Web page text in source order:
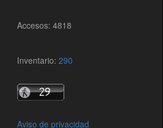
Accesos: 4818
Inventario:290
Aviso de privacidad